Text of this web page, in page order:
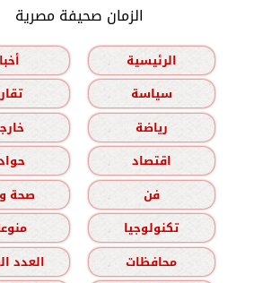
الزمان صحيفة مصرية
الرئيسية
سياسة
رياضة
اقتصاد
فن
صحة
تكنولوجيا
محافظات
العدد